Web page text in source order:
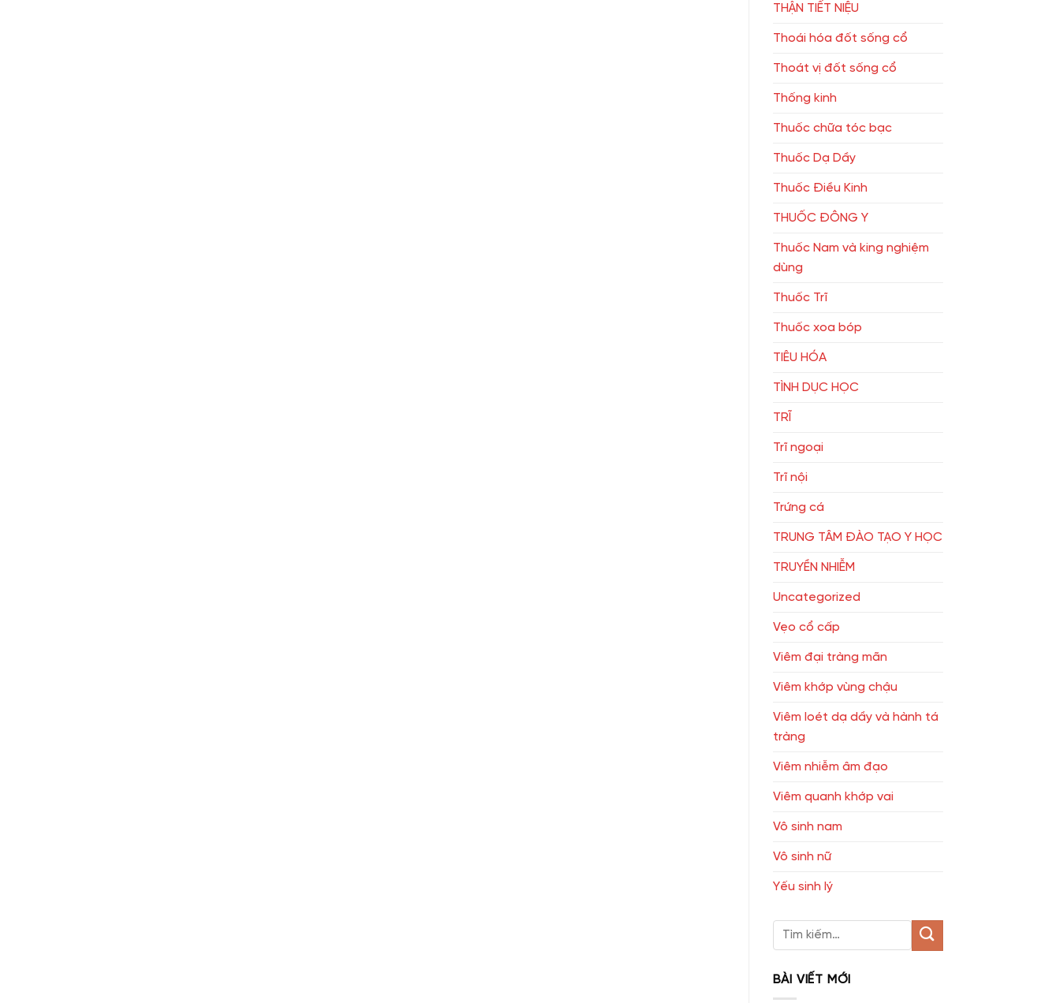
THẬN TIẾT NIỆU
Thoái hóa đốt sống cổ
Thoát vị đốt sống cổ
Thống kinh
Thuốc chữa tóc bạc
Thuốc Dạ Dầy
Thuốc Điều Kinh
THUỐC ĐÔNG Y
Thuốc Nam và king nghiệm
dùng
Thuốc Trĩ
Thuốc xoa bóp
TIÊU HÓA
TÌNH DỤC HỌC
TRĨ
Trĩ ngoại
Trĩ nội
Trứng cá
TRUNG TÂM ĐÀO TẠO Y HỌC
TRUYỀN NHIỄM
Uncategorized
Vẹo cổ cấp
Viêm đại tràng mãn
Viêm khớp vùng chậu
Viêm loét dạ dầy và hành tá
tràng
Viêm nhiễm âm đạo
Viêm quanh khớp vai
Vô sinh nam
Vô sinh nữ
Yếu sinh lý
BÀI VIẾT MỚI